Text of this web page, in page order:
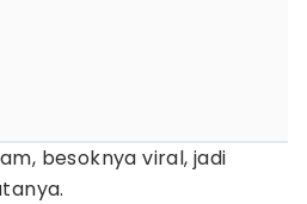
besoknya viral, jadi